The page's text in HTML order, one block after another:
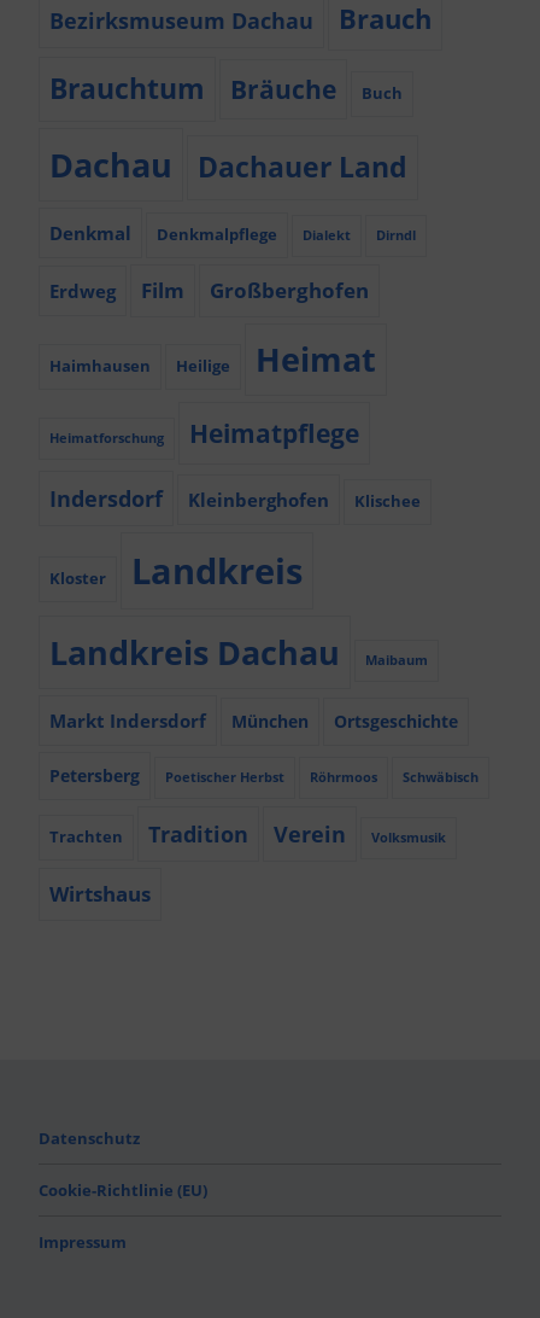
Bezirksmuseum Dachau Brauch
Brauchtum Bräuche Buch
Dachau Dachauer Land
Denkmal Denkmalpflege Dialekt Dirndl
Erdweg Film Großberghofen
Haimhausen Heilige Heimat
Heimatforschung Heimatpflege
Indersdorf Kleinberghofen Klischee
Kloster Landkreis
Landkreis Dachau Maibaum
Markt Indersdorf München Ortsgeschichte
Petersberg Poetischer Herbst Röhrmoos Schwäbisch
Trachten Tradition Verein Volksmusik
Wirtshaus
Datenschutz
Cookie-Richtlinie (EU)
Impressum